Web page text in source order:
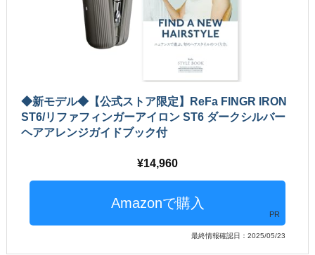
◆新モデル◆【公式ストア限定】ReFa FINGR IRON
ST6/リファフィンガーアイロン ST6 ダークシルバー
ヘアアレンジガイドブック付
14,960
PR
最終情報確認日：2025/05/23